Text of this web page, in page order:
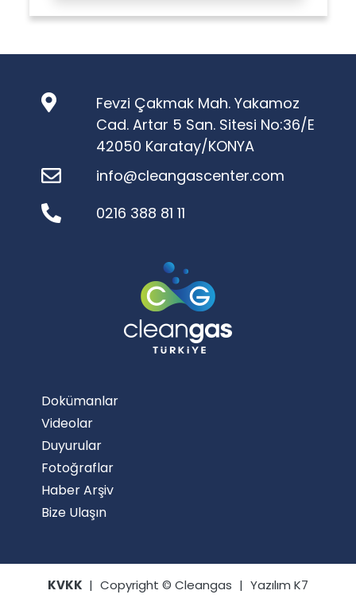
Fevzi Çakmak Mah. Yakamoz
Cad. Artar 5 San. Sitesi No:36/E
42050 Karatay/KONYA
info@cleangascenter.com
0216 388 81 11
Dokümanlar
Videolar
Duyurular
Fotoğraflar
Haber Arşiv
Bize Ulaşın
KVKK | Copyright © Cleangas | Yazılım K7